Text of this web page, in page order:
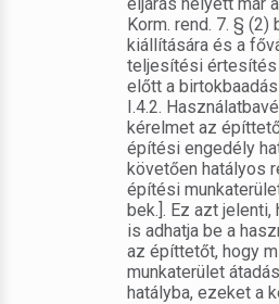
Korm. rend. 7. §
kiállítására és a
teljesítési értesítés
előtt a
I.4.2.
kérelmet az
építési engedély
követően hatályos
építési
bek.]. Ez azt
is adhatja be a
az építtetőt, hogy
munkaterület
hatályba, ezeket a